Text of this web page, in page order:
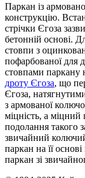
Паркан із
конструкцію.
стрічки Єгоза
бетонній основі.
стовпи з
пофарбованої для
стовпами паркану
дроту Єгоза, що
Єгоза,
з армованої
міцність, а
подолання такого
звичайний колючий
паркан на її
паркан зі